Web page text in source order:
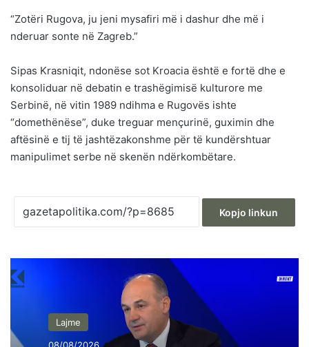
“Zotëri Rugova, ju jeni mysafiri më i dashur dhe më i
nderuar sonte në Zagreb.”
Sipas Krasniqit, ndonëse sot Kroacia është e fortë dhe e
konsoliduar në debatin e trashëgimisë kulturore me
Serbinë, në vitin 1989 ndihma e Rugovës ishte
“domethënëse”, duke treguar mençurinë, guximin dhe
aftësinë e tij të jashtëzakonshme për të kundërshtuar
manipulimet serbe në skenën ndërkombëtare.
Kopjo linkun
Lajme
08/08/2026